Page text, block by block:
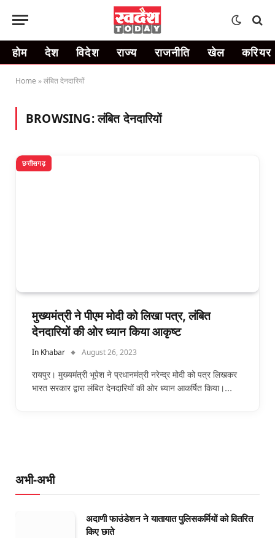
होम देश विदेश राज्य राजनीति खेल करियर
Home »लंबित देनदारियों
BROWSING:लंबित देनदारियों
छत्तीसगढ़
मुख्यमंत्री ने पीएम मोदी को लिखा पत्र, लंबित
देनदारियों की ओर ध्यान किया आकृष्ट
In Khabar August 26, 2023
रायपुर। मुख्यमंत्री भूपेश ने प्रधानमंत्री नरेन्द्र मोदी को पत्र लिखकर
भारत सरकार द्वारा लंबित देनदारियों की ओर ध्यान आकर्षित किया।…
अभी-अभी
अदाणी फाउंडेशन ने यातायात पुलिसकर्मियों को वितरित
किए छाते